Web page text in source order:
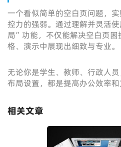
一个看似简单的空白页问题，
控力的强弱。通过理解并灵活使
局”功能，不仅能解决空白页
格、演示中展现出细致与专业。
无论你是学生、教师、行政人
布局设置，都是提高办公效率和
相关文章